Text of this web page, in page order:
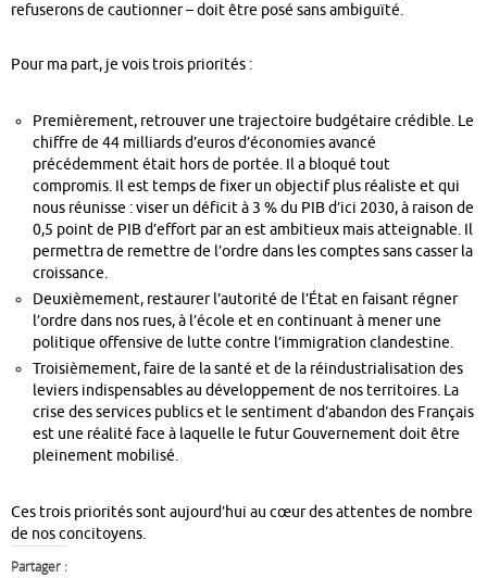
refuserons de cautionner – doit être posé sans ambiguïté.
Pour ma part, je vois trois priorités :
Premièrement, retrouver une trajectoire budgétaire crédible. Le
chiffre de 44 milliards d’euros d’économies avancé
précédemment était hors de portée. Il a bloqué tout
compromis. Il est temps de fixer un objectif plus réaliste et qui
nous réunisse : viser un déficit à 3 % du PIB d’ici 2030, à raison de
0,5 point de PIB d’effort par an est ambitieux mais atteignable. Il
permettra de remettre de l’ordre dans les comptes sans casser la
croissance.
Deuxièmement, restaurer l’autorité de l’Étaten faisant régner
l’ordre dans nos rues, à l’école et en continuant à mener une
politique offensive de lutte contre l’immigration clandestine.
Troisièmement, faire de la santé et de la réindustrialisation des
leviers indispensables au développement de nos territoires. La
crise des services publics et le sentiment d’abandon des Français
est une réalité face à laquelle le futur Gouvernement doit être
pleinement mobilisé.
Ces trois priorités sont aujourd’hui au cœur des attentes de nombre
de nos concitoyens.
Partager :